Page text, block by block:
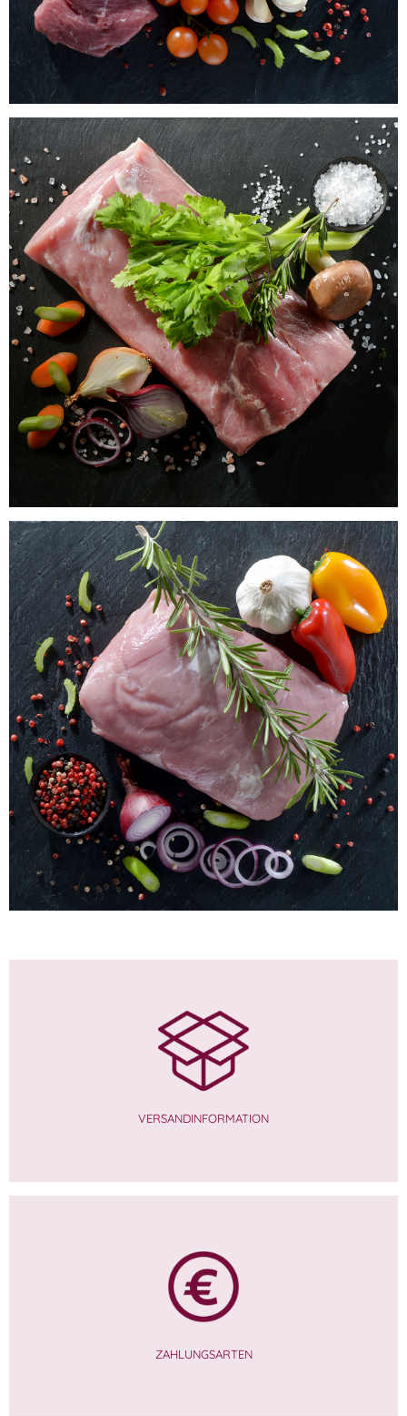
Rueckenbraten (Lummer) vom Laacher Bio
Schwein
Wissen wo`s herkommt!
€
Hüftbraten vom Laacher Bio Schwein
WISSEN wo`s herkommt!
29,99€
VERSANDINFORMATION
ZAHLUNGSARTEN